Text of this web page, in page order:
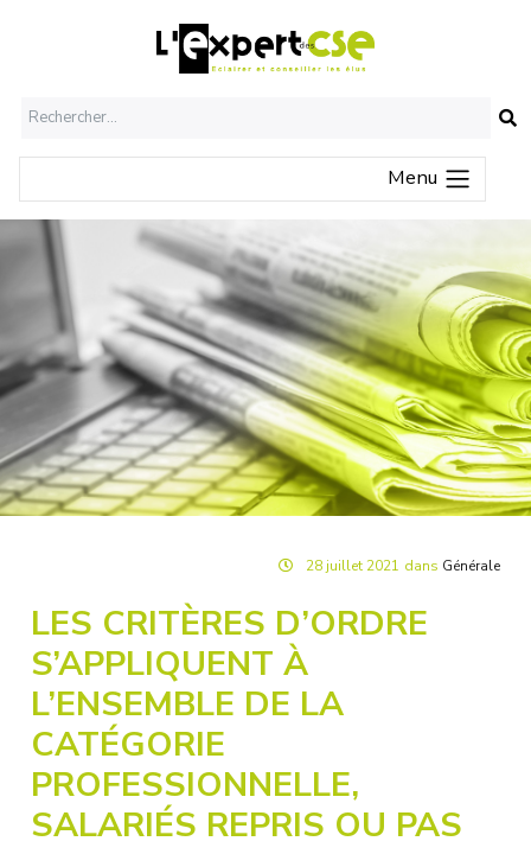
Menu
28 juillet 2021 dans Générale
LES CRITÈRES D’ORDRE
S’APPLIQUENT À
L’ENSEMBLE DE LA
CATÉGORIE
PROFESSIONNELLE,
SALARIÉS REPRIS OU PAS